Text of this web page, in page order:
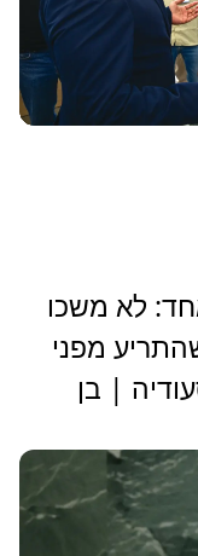
לא משכו
מפני
| בן